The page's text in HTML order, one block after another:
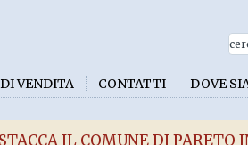
VENDITA CONTATTI DOVE
IL COMUNE DI PARETO